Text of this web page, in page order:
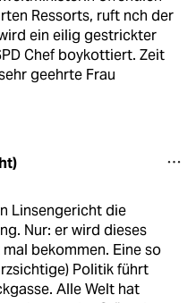
Ressorts, ruft nch der
ein eilig gestrickter
Chef boykottiert. Zeit
geehrte Frau
Linsengericht die
Nur: er wird dieses
bekommen. Eine so
Politik führt
Alle Welt hat